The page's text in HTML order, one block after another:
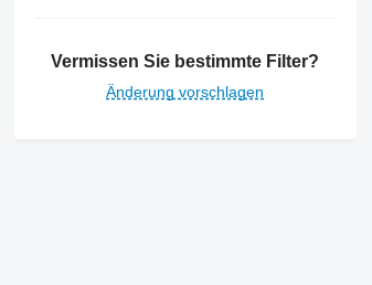
Vermissen Sie bestimmte Filter?
Änderung vorschlagen